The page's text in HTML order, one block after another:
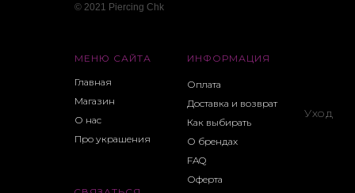
© 2021 Piercing Сhk
Уход
МЕНЮ САЙТА
Главная
Магазин
О нас
Про украшения
ИНФОРМАЦИЯ
Оплата
Доставка и возврат
Как выбирать
О брендах
FAQ
Оферта